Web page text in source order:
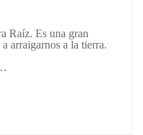
Raíz. Es una gran
arraigarnos a la tierra.